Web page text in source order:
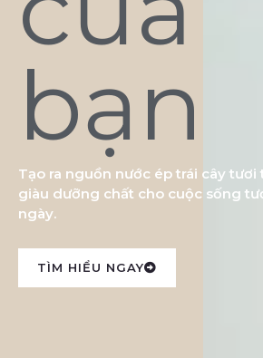
bạn
Tạo ra nguồn nước ép trái cây
giàu dưỡng chất cho cuộc sống
ngày.
TÌM HIỂU NGAY